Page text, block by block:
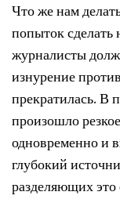
Что же нам
попыток
журналисты
изнурение
прекратилась. В
произошло
одновременно и
глубокий
разделяющих